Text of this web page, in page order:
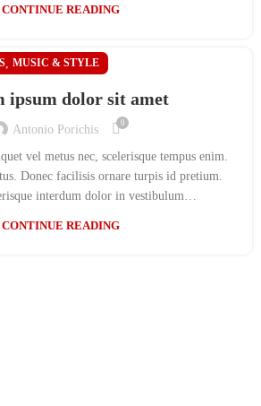
CONTINUE READING
, MUSIC & STYLE
ipsum dolor sit amet
Antonio Porichis 0
vel metus nec, scelerisque tempus enim.
Donec facilisis ornare turpis id pretium.
interdum dolor in vestibulum…
CONTINUE READING